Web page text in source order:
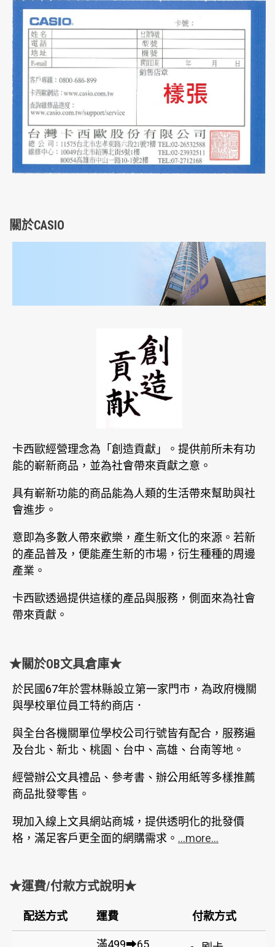
關於CASIO
卡西歐經營理念為「創造貢獻」。提供前所未有功
能的嶄新商品，並為社會帶來貢獻之意。
具有嶄新功能的商品能為人類的生活帶來幫助與社
會進步。
意即為多數人帶來歡樂，產生新文化的來源。若新
的產品普及，便能產生新的市場，衍生種種的周邊
產業。
卡西歐透過提供這樣的產品與服務，側面來為社會
帶來貢獻。
★關於OB文具倉庫★
於民國67年於雲林縣設立第一家門市，為政府機關
與學校單位員工特約商店．
與全台各機關單位學校公司行號皆有配合，服務遍
及台北、新北、桃園、台中、高雄、台南等地。
經營辦公文具禮品、參考書、辦公用紙等多樣推薦
商品批發零售。
現加入線上文具網站商城，提供透明化的批發價
格，滿足客戶更全面的網購需求。 ...more...
★運費/付款方式說明★
配送方式 運費 付款方式
滿499➡65